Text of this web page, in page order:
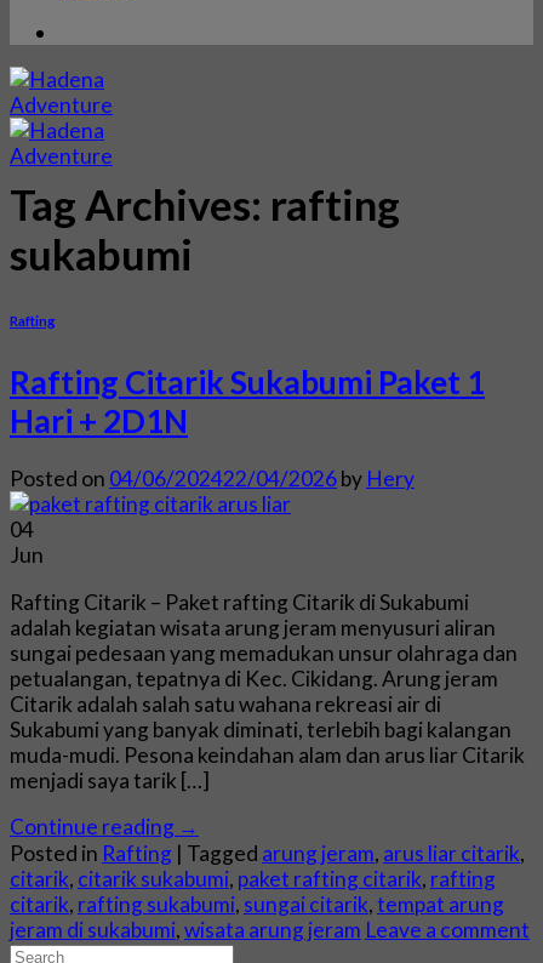
Tag Archives: rafting
sukabumi
Rafting
Rafting Citarik Sukabumi Paket 1
Hari + 2D1N
Posted on 04/06/202422/04/2026by Hery
04
Jun
Rafting Citarik – Paket rafting Citarik di Sukabumi
adalah kegiatan wisata arung jeram menyusuri aliran
sungai pedesaan yang memadukan unsur olahraga dan
petualangan, tepatnya di Kec. Cikidang. Arung jeram
Citarik adalah salah satu wahana rekreasi air di
Sukabumi yang banyak diminati, terlebih bagi kalangan
muda-mudi. Pesona keindahan alam dan arus liar Citarik
menjadi saya tarik […]
Continue reading →
Posted in Rafting | Tagged arung jeram, arus liar citarik,
citarik, citarik sukabumi, paket rafting citarik, rafting
citarik, rafting sukabumi, sungai citarik,tempat arung
jeram di sukabumi,wisata arung jeram Leave a comment